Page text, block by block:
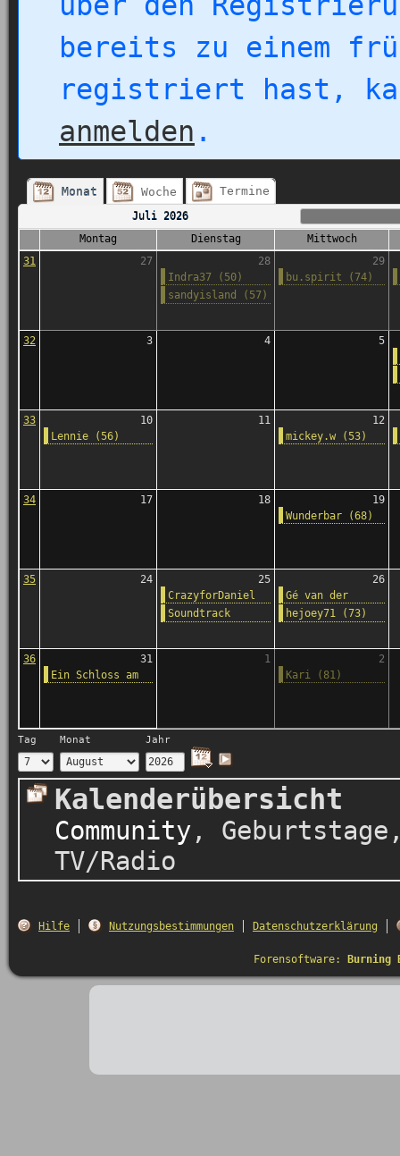
bereits zu einem
registriert hast,
anmelden .
Monat Woche Termine
Juli 2026
Montag
Dienstag
Mittwoch
31
27
28
Indra37 (50)
sandyisland (57)
29
bu.spirit (74)
32 3 4 5
33
10
Lennie (56)
11
12
mickey.w (53)
34 17 18
19
Wunderbar (68)
35 24
25
CrazyforDaniel
(65)
Soundtrack
26
Gé van der
Sluis (67)
hejoey71 (73)
36
31
Ein Schloss am
1
2
Kari (81)
Tag Monat Jahr
Kalenderübersicht
Community , Geburtstage
TV/Radio
Hilfe Nutzungsbestimmungen Datenschutzerklärung
Forensoftware: Burning